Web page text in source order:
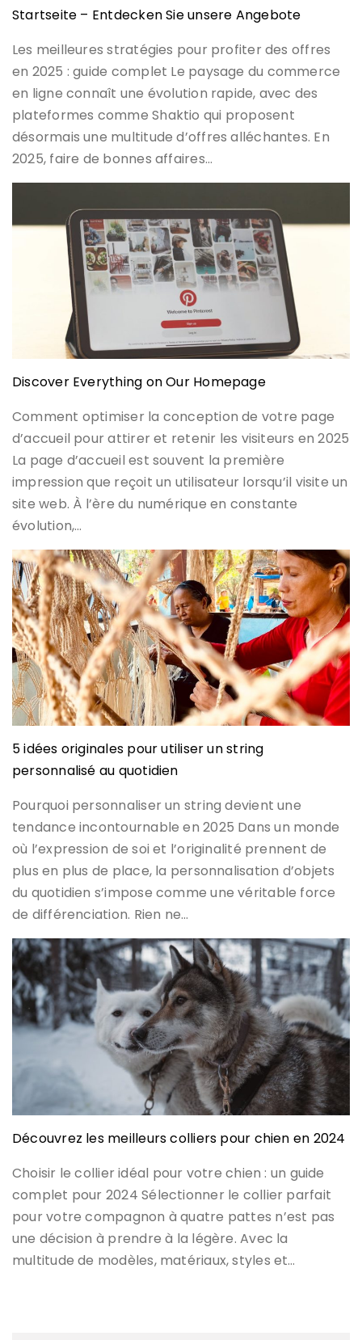
Startseite – Entdecken Sie unsere Angebote
Les meilleures stratégies pour profiter des offres
en 2025 : guide complet Le paysage du commerce
en ligne connaît une évolution rapide, avec des
plateformes comme Shaktio qui proposent
désormais une multitude d’offres alléchantes. En
2025, faire de bonnes affaires…
Discover Everything on Our Homepage
Comment optimiser la conception de votre page
d’accueil pour attirer et retenir les visiteurs en 2025
La page d’accueil est souvent la première
impression que reçoit un utilisateur lorsqu’il visite un
site web. À l’ère du numérique en constante
évolution,…
5 idées originales pour utiliser un string
personnalisé au quotidien
Pourquoi personnaliser un string devient une
tendance incontournable en 2025 Dans un monde
où l’expression de soi et l’originalité prennent de
plus en plus de place, la personnalisation d’objets
du quotidien s’impose comme une véritable force
de différenciation. Rien ne…
Découvrez les meilleurs colliers pour chien en 2024
Choisir le collier idéal pour votre chien : un guide
complet pour 2024 Sélectionner le collier parfait
pour votre compagnon à quatre pattes n’est pas
une décision à prendre à la légère. Avec la
multitude de modèles, matériaux, styles et…